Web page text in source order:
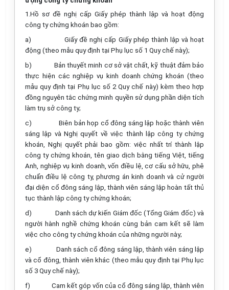
1.Hồ sơ đề nghị cấp Giấy phép thành lập và hoạt động
công ty chứng khoán bao gồm:
a)
Giấy đề nghị cấp Giấy phép thành lập và hoạt
động (theo mẫu quy định tại Phụ lục số 1 Quy chế này);
b)
Bản thuyết minh cơ sở vật chất, kỹ thuật đảm bảo
thực hiện các nghiệp vụ kinh doanh chứng khoán (theo
mẫu quy định tại Phụ lục số 2 Quy chế này) kèm theo hợp
đồng nguyên tắc chứng minh quyền sử dụng phần diện tích
làm trụ sở công ty;
c)
Biên bản họp cổ đông sáng lập hoặc thành viên
sáng lập và Nghị quyết về việc thành lập công ty chứng
khoán, Nghị quyết phải bao gồm: việc nhất trí thành lập
công ty chứng khoán, tên giao dịch bằng tiếng Việt, tiếng
Anh, nghiệp vụ kinh doanh, vốn điều lệ, cơ cấu sở hữu, phê
chuẩn điều lệ công ty, phương án kinh doanh và cử người
đại diện cổ đông sáng lập, thành viên sáng lập hoàn tất thủ
tục thành lập công ty chứng khoán;
d)
Danh sách dự kiến Giám đốc (Tổng Giám đốc) và
người hành nghề chứng khoán cùng bản cam kết sẽ làm
việc cho công ty chứng khoán của những người này;
e)
Danh sách cổ đông sáng lập, thành viên sáng lập
và cổ đông, thành viên khác (theo mẫu quy định tại Phụ lục
số 3 Quy chế này);
f)
Cam kết góp vốn của cổ đông sáng lập, thành viên